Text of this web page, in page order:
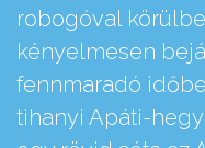
robogóval
kényelmesen
fennmaradó
tihanyi Apáti-